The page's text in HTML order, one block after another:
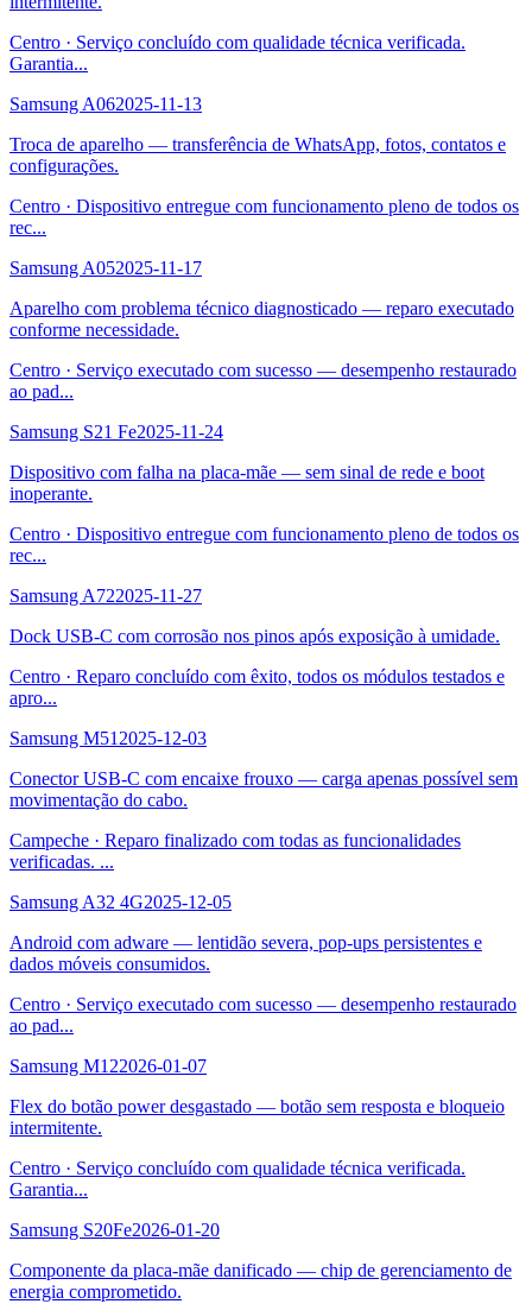
Centro · Serviço concluído com qualidade técnica verificada.
Garantia...
Samsung A062025-11-13
Troca de aparelho — transferência de WhatsApp, fotos, contatos e
configurações.
Centro · Dispositivo entregue com funcionamento pleno de todos os
rec...
Samsung A052025-11-17
Aparelho com problema técnico diagnosticado — reparo executado
conforme necessidade.
Centro · Serviço executado com sucesso — desempenho restaurado
ao pad...
Samsung S21 Fe2025-11-24
Dispositivo com falha na placa-mãe — sem sinal de rede e boot
inoperante.
Centro · Dispositivo entregue com funcionamento pleno de todos os
rec...
Samsung A722025-11-27
Dock USB-C com corrosão nos pinos após exposição à umidade.
Centro · Reparo concluído com êxito, todos os módulos testados e
apro...
Samsung M51 2025-12-03
Conector USB-C com encaixe frouxo — carga apenas possível sem
movimentação do cabo.
Campeche · Reparo finalizado com todas as funcionalidades
verificadas. ...
Samsung A32 4G2025-12-05
Android com adware — lentidão severa, pop-ups persistentes e
dados móveis consumidos.
Centro · Serviço executado com sucesso — desempenho restaurado
ao pad...
Samsung M122026-01-07
Flex do botão power desgastado — botão sem resposta e bloqueio
intermitente.
Centro · Serviço concluído com qualidade técnica verificada.
Garantia...
Samsung S20Fe2026-01-20
Componente da placa-mãe danificado — chip de gerenciamento de
energia comprometido.